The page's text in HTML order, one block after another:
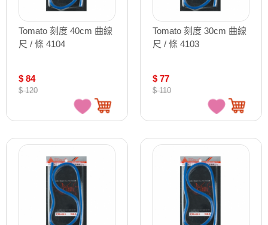
Tomato 刻度 40cm 曲線
尺 / 條 4104
$ 84
$ 120
Tomato 刻度 30cm 曲線
尺 / 條 4103
$ 77
$ 110